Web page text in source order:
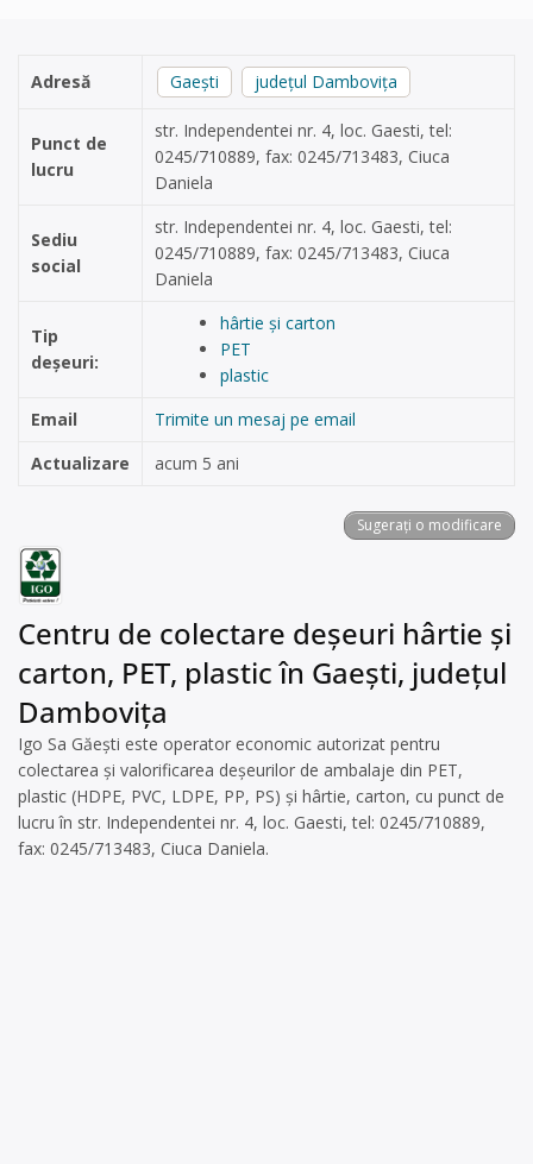
Adresă Gaești județul Dambovița
Punct de
lucru
str. Independentei nr. 4, loc. Gaesti, tel:
0245/710889, fax: 0245/713483, Ciuca
Daniela
Sediu
social
str. Independentei nr. 4, loc. Gaesti, tel:
0245/710889, fax: 0245/713483, Ciuca
Daniela
Tip
deșeuri:
hârtie și carton
PET
plastic
Email
Trimite un mesaj pe email
Actualizare
acum 5 ani
Sugerați o modificare
Centru de colectare deșeuri hârtie și
carton, PET, plastic în Gaești, județul
Dambovița
Igo Sa Găești este operator economic autorizat pentru
colectarea și valorificarea deșeurilor de ambalaje din PET,
plastic (HDPE, PVC, LDPE, PP, PS) și hârtie, carton, cu punct de
lucru în str. Independentei nr. 4, loc. Gaesti, tel: 0245/710889,
fax: 0245/713483, Ciuca Daniela.